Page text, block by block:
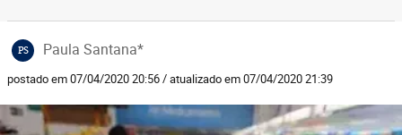
PS Paula Santana*
postado em 07/04/2020 20:56 / atualizado em 07/04/2020 21:39